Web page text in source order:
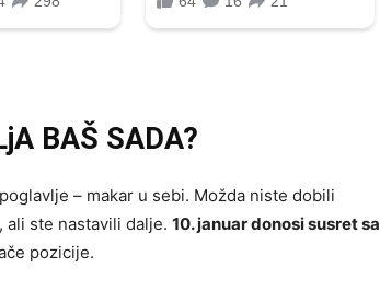
BAŠ SADA?
– makar u sebi. Možda niste dobili
ste nastavili dalje. 10. januar donosi susret sa
pozicije.